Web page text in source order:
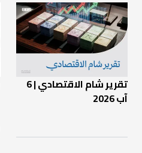
تقرير شام الاقتصادي | 6
آب 2026